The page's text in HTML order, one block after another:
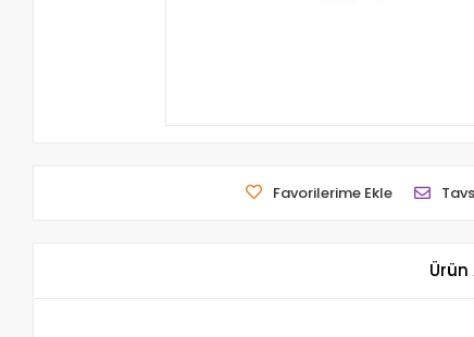
Favorilerime Ekle
Ürün